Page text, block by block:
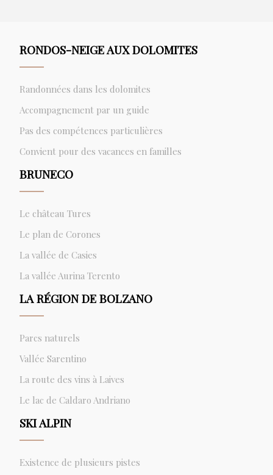
RONDOS-NEIGE AUX DOLOMITES
Randonnées dans les dolomites
Accompagnement par un guide
Pas des compétences particulières
Convient pour des vacances en familles
BRUNECO
Le château Tures
Le plan de Corones
La vallée de Casies
La vallée Aurina Terento
LA RÉGION DE BOLZANO
Parcs naturels
Vallée Sarentino
La route des vins à Laives
Le lac de Caldaro Andriano
SKI ALPIN
Existence de plusieurs pistes